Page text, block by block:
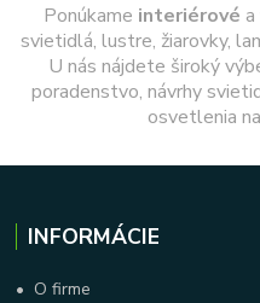
Ponúkame interiérové a
svietidlá, lustre, žiarovky,
U nás nájdete široký
poradenstvo, návrhy
osvetlenia
INFORMÁCIE
• O firme